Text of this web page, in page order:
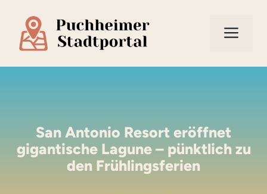
Inhalt
springen
San Antonio Resort eröffnet
gigantische Lagune – pünktlich zu
den Frühlingsferien